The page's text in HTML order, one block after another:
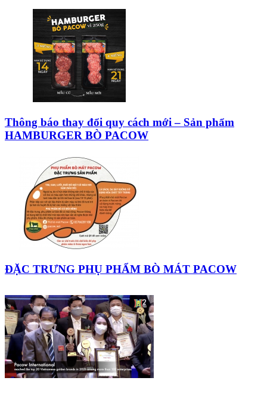
Thông báo thay đổi quy cách mới – Sản phẩm
HAMBURGER BÒ PACOW
ĐẶC TRƯNG PHỤ PHẨM BÒ MÁT PACOW